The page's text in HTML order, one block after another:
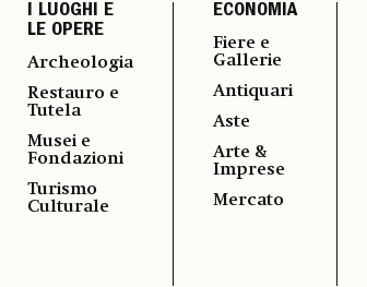
I LUOGHI E
LE OPERE
Archeologia
Restauro e
Tutela
Musei e
Fondazioni
Turismo
Culturale
ECONOMIA
Fiere e
Gallerie
Antiquari
Aste
Arte &
Imprese
Mercato